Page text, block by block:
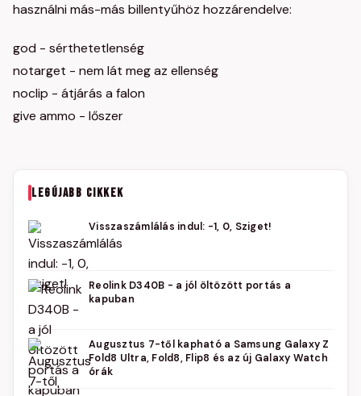
használni más-más billentyűhöz hozzárendelve:
god - sérthetetlenség
notarget - nem lát meg az ellenség
noclip - átjárás a falon
give ammo - lőszer
LEGÚJABB CIKKEK
Visszaszámlálás indul: -1, 0, Sziget!
Reolink D340B - a jól öltözött portás a
kapuban
Augusztus 7-től kapható a Samsung Galaxy Z
Fold8 Ultra, Fold8, Flip8 és az új Galaxy Watch
órák